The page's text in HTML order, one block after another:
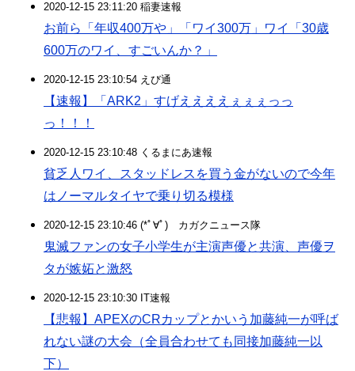
2020-12-15 23:11:20 稲妻速報
お前ら「年収400万や」「ワイ300万」ワイ「30歳
600万のワイ、すごいんか？」
2020-12-15 23:10:54 えび通
【速報】「ARK2」すげええええぇぇぇっっ
っ！！！
2020-12-15 23:10:48 くるまにあ速報
貧乏人ワイ、スタッドレスを買う金がないので今年
はノーマルタイヤで乗り切る模様
2020-12-15 23:10:46 (*ﾟ∀ﾟ)ゞカガクニュース隊
鬼滅ファンの女子小学生が主演声優と共演、声優ヲ
タが嫉妬と激怒
2020-12-15 23:10:30 IT速報
【悲報】APEXのCRカップとかいう加藤純一が呼ば
れない謎の大会（全員合わせても同接加藤純一以
下）